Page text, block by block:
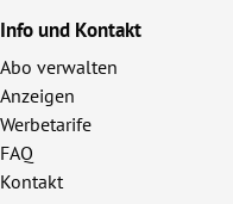
Info und Kontakt
Abo verwalten
Anzeigen
Werbetarife
FAQ
Kontakt